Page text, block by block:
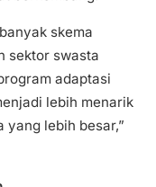
skema
sektor swasta
adaptasi
lebih menarik
yang lebih besar,”